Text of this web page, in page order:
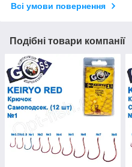
Всі умови повернення
Подібні товари компанії